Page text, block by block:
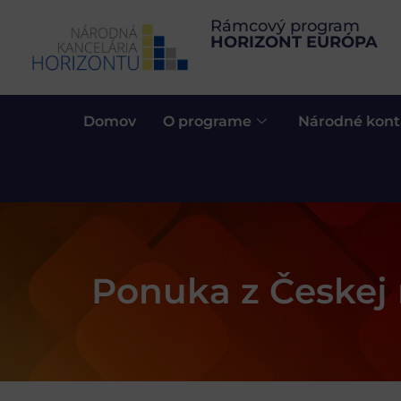
Rámcový program
HORIZONT EURÓPA
Domov O programe Národné
Ponuka z